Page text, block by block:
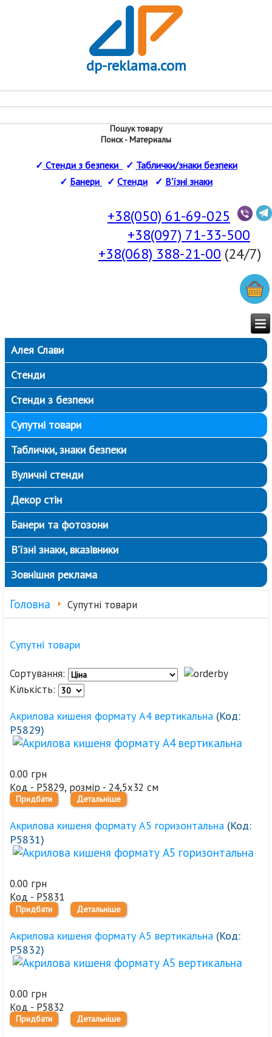
dp-reklama.com
Пошук товару
Поиск - Материалы
✓ Стенди з безпеки ✓ Таблички/знаки безпеки
✓ Банери ✓ Стенди ✓ В'їзні знаки
+38(050) 61-69-025
+38(097) 71-33-500
+38(068) 388-21-00 (24/7)
Алея Слави
Стенди
Стенди з безпеки
Супутні товари
Таблички, знаки безпеки
Вуличні стенди
Декор стін
Банери та фотозони
В’їзні знаки, вказівники
Зовнішня реклама
Головна Супутні товари
Супутні товари
Сортування:
Кількість:
Акрилова кишеня формату А4 вертикальна (Код:
Р5829)
0.00 грн
Код - Р5829, розмір - 24,5х32 см
Придбати Детальніше
Акрилова кишеня формату А5 горизонтальна (Код:
Р5831)
0.00 грн
Код - Р5831
Придбати Детальніше
Акрилова кишеня формату А5 вертикальна (Код:
Р5832)
0.00 грн
Код - Р5832
Придбати Детальніше